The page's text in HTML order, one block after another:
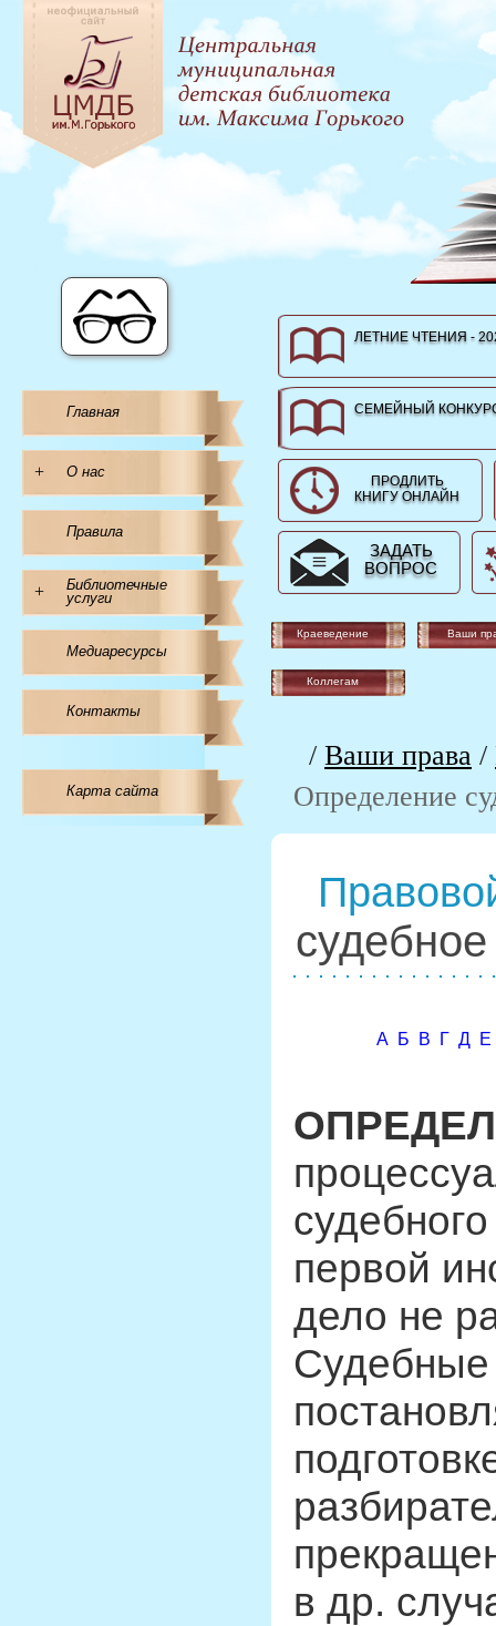
Главная
+ О нас
Правила
+
Библиотечные
услуги
Медиаресурсы
Контакты
Карта сайта
ЛЕТНИЕ ЧТЕНИЯ -
СЕМЕЙНЫЙ
ПРОДЛИТЬ
КНИГУ ОНЛАЙН
ЗАДАТЬ
ВОПРОС
Краеведение Ваши
Коллегам
/ Ваши права /
Определение
судебное
А Б В Г Д Е
первой
дело не
в др.